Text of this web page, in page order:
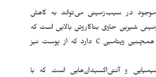
در سیب‌زمینی می‌تواند به کاهش
شیرین حاوی بتاکاروتن بالایی است که
برای پوست بسیار مفید است و همچنین ویتامین C دارد که از پوست نیز
و آنتی‌اکسیدان‌هایی است که با